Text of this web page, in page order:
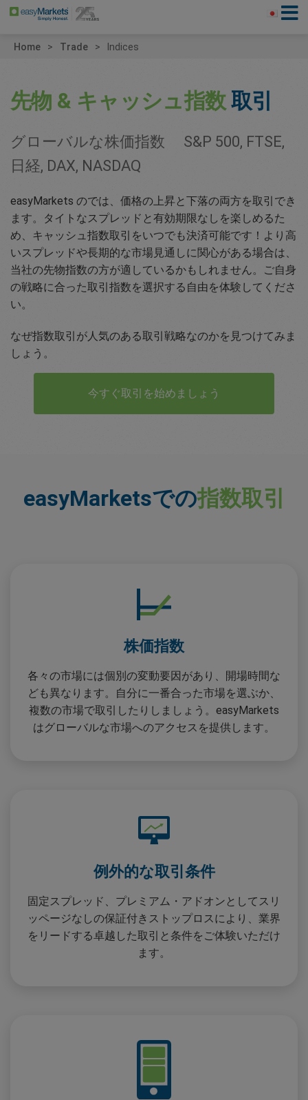
Home Trade Indices
先物 & キャッシュ指数取引
グローバルな株価指数 S&P 500, FTSE,
日経, DAX, NASDAQ
easyMarkets のでは、価格の上昇と下落の両方を取引でき
ます。タイトなスプレッドと有効期限なしを楽しめるた
め、キャッシュ指数取引をいつでも決済可能です！より高
いスプレッドや長期的な市場見通しに関心がある場合は、
当社の先物指数の方が適しているかもしれません。ご自身
の戦略に合った取引指数を選択する自由を体験してくださ
い。
なぜ指数取引が人気のある取引戦略なのかを見つけてみま
しょう。
今すぐ取引を始めましょう
easyMarketsでの指数取引
株価指数
各々の市場には個別の変動要因があり、開場時間な
ども異なります。自分に一番合った市場を選ぶか、
複数の市場で取引したりしましょう。easyMarkets
はグローバルな市場へのアクセスを提供します。
例外的な取引条件
固定スプレッド、プレミアム・アドオンとしてスリ
ッページなしの保証付きストップロスにより、業界
をリードする卓越した取引と条件をご体験いただけ
ます。